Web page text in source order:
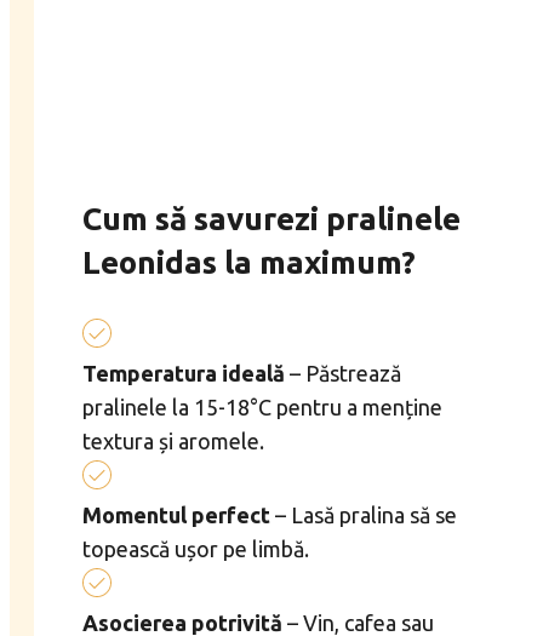
Cum să savurezi pralinele
Leonidas la maximum?
Temperatura ideală – Păstrează
pralinele la 15-18°C pentru a menține
textura și aromele.
Momentul perfect – Lasă pralina să se
topească ușor pe limbă.
Asocierea potrivită – Vin, cafea sau